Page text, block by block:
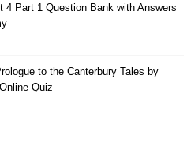
4 Part 1 Question Bank with Answers
to the Canterbury Tales by
Quiz